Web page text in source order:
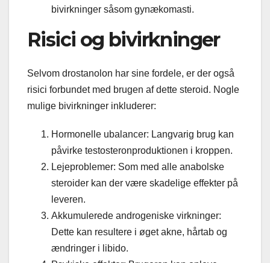
bivirkninger såsom gynækomasti.
Risici og bivirkninger
Selvom drostanolon har sine fordele, er der også
risici forbundet med brugen af dette steroid. Nogle
mulige bivirkninger inkluderer:
Hormonelle ubalancer: Langvarig brug kan
påvirke testosteronproduktionen i kroppen.
Lejeproblemer: Som med alle anabolske
steroider kan der være skadelige effekter på
leveren.
Akkumulerede androgeniske virkninger:
Dette kan resultere i øget akne, hårtab og
ændringer i libido.